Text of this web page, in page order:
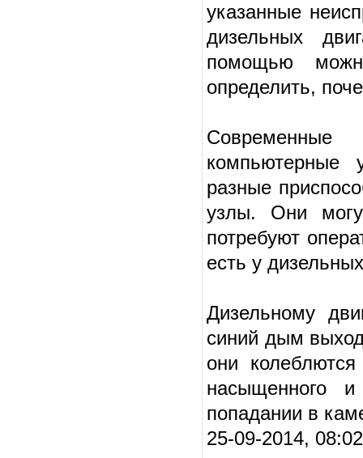
указанные
дизельных
помощью
определить,
компьютерные
разные
узлы. Они
потребуют
есть у
Дизельному
синий дым
они
насыщенного и
попадании в
25-09-2014,